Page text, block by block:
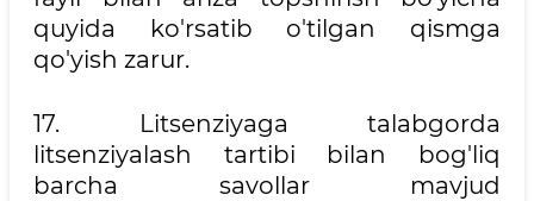
quyida ko'rsatib o'tilgan qismga
qo'yish zarur.
17. Litsenziyaga talabgorda
litsenziyalash tartibi bilan bog'liq
barcha savollar mavjud